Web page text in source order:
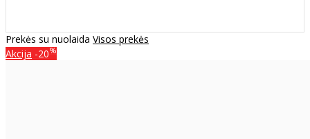
Prekės su nuolaida Visos prekės
Akcija -20%